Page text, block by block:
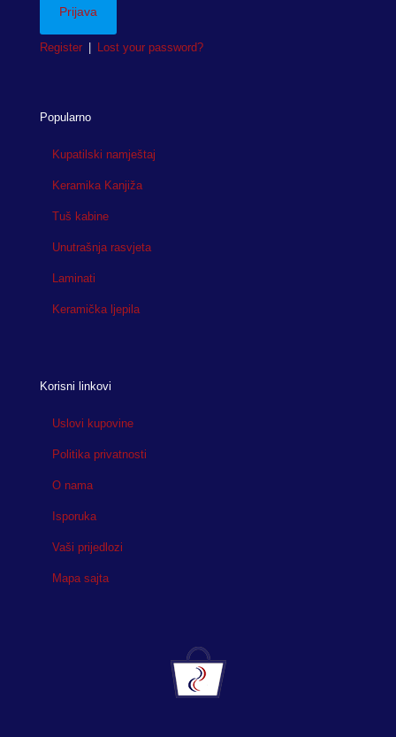
Register Lost your password?
Popularno
Kupatilski namještaj
Keramika Kanjiža
Tuš kabine
Unutrašnja rasvjeta
Laminati
Keramička ljepila
Korisni linkovi
Uslovi kupovine
Politika privatnosti
O nama
Isporuka
Vaši prijedlozi
Mapa sajta